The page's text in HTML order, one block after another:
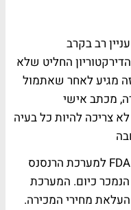
רב בקרב
החליט שלא
מגיע לאחר שאתמול
מכתב אישי
צריכה להיות כל בעיה
חברת מזור רובוטיקה קיבלה אישור FDA למערכת הרנסנס
שתחליף את רובוט ה-SpineAssist הנמכר כיום. המערכת
מחירי המכירה.